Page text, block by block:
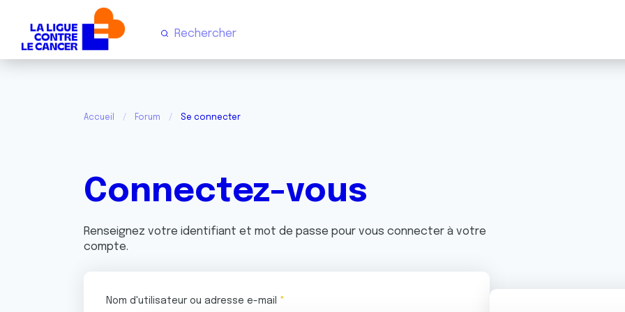
Accueil Forum Se connecter
Connectez-vous
Renseignez votre identifiant et mot de passe pour vous connecter à votre
compte.
Nom d'utilisateur ou adresse e-mail